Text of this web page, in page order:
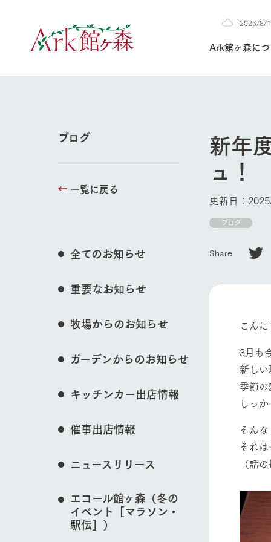
1Pでわかる
私たちの創業ス
事業領域・取り
わかりやすくご
50周年ヒス
アークグループ
記念し、これま
た。（動画サイ
育てる
環境を整え、
豊かな命を育む
館ヶ森高原豚
岩手県館ヶ森地
の中、徹底した
て育てています。
交通アクセス
団体のお客様へ
ペットをお連れのお客様へ
今日の牧場
本日の営業時間
花状況などを毎日
施設・体験
フラワーガ
花のある美しい
わりを存分に味わ
レストラン
牧場の生産品を
い、ビュッフェス
周遊バス
牧場内を巡る周
イベント/フェア
営業時間・料金 交通アクセス
2026/8/
Ark館ヶ森に
新年
ュ！
更新日：
ブログ
Share
こん
3月も
新し
季節
しっ
そん
それ
（話
ブログ
一覧に戻る
全てのお知らせ
重要なお知らせ
牧場からのお知らせ
ガーデンからのお知らせ
キッチンカー出店情報
催事出店情報
ニュースリリース
エコール館ヶ森（冬の
イベント［マラソン・
駅伝］）